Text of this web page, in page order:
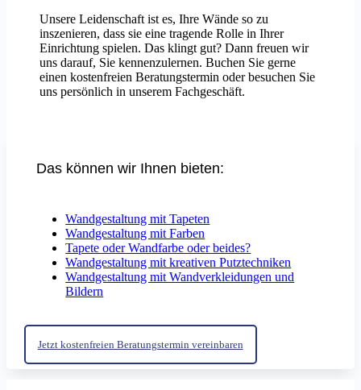
Unsere Leidenschaft ist es, Ihre Wände so zu
inszenieren, dass sie eine tragende Rolle in Ihrer
Einrichtung spielen. Das klingt gut? Dann freuen wir
uns darauf, Sie kennenzulernen. Buchen Sie gerne
einen kostenfreien Beratungstermin oder besuchen Sie
uns persönlich in unserem Fachgeschäft.
Das können wir Ihnen bieten:
Wandgestaltung mit Tapeten
Wandgestaltung mit Farben
Tapete oder Wandfarbe oder beides?
Wandgestaltung mit kreativen Putztechniken
Wandgestaltung mit Wandverkleidungen und
Bildern
Jetzt kostenfreien Beratungstermin vereinbaren